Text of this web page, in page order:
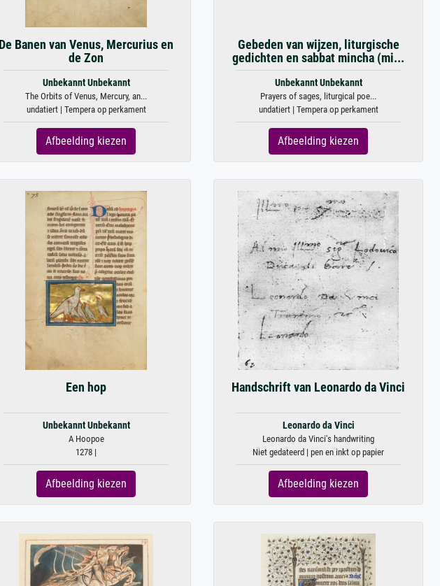
De Banen van Venus, Mercurius en
de Zon
Unbekannt Unbekannt
The Orbits of Venus, Mercury, an...
undatiert | Tempera op perkament
Afbeelding kiezen
Gebeden van wijzen, liturgische
gedichten en sabbat mincha (mi...
Unbekannt Unbekannt
Prayers of sages, liturgical poe...
undatiert | Tempera op perkament
Afbeelding kiezen
Een hop
Unbekannt Unbekannt
A Hoopoe
1278 |
Afbeelding kiezen
Handschrift van Leonardo da Vinci
Leonardo da Vinci
Leonardo da Vinci's handwriting
Niet gedateerd | pen en inkt op papier
Afbeelding kiezen